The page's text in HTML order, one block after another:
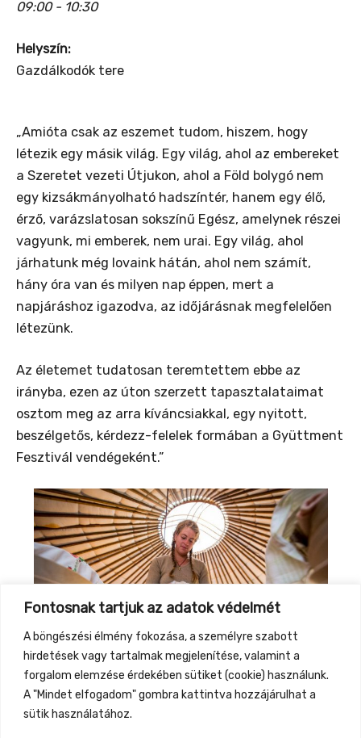
Fontosnak tartjuk az adatok védelmét
A böngészési élmény fokozása, a személyre szabott
hirdetések vagy tartalmak megjelenítése, valamint a
forgalom elemzése érdekében sütiket (cookie) használunk.
A "Mindet elfogadom" gombra kattintva hozzájárulhat a
sütik használatához.
09:00 - 10:30
Helyszín:
Gazdálkodók tere
„Amióta csak az eszemet tudom, hiszem, hogy
létezik egy másik világ. Egy világ, ahol az embereket
a Szeretet vezeti Útjukon, ahol a Föld bolygó nem
egy kizsákmányolható hadszíntér, hanem egy élő,
érző, varázslatosan sokszínű Egész, amelynek részei
vagyunk, mi emberek, nem urai. Egy világ, ahol
járhatunk még lovaink hátán, ahol nem számít,
hány óra van és milyen nap éppen, mert a
napjáráshoz igazodva, az időjárásnak megfelelően
létezünk.
Az életemet tudatosan teremtettem ebbe az
irányba, ezen az úton szerzett tapasztalataimat
osztom meg az arra kíváncsiakkal, egy nyitott,
beszélgetős, kérdezz-felelek formában a Gyüttment
Fesztivál vendégeként.”